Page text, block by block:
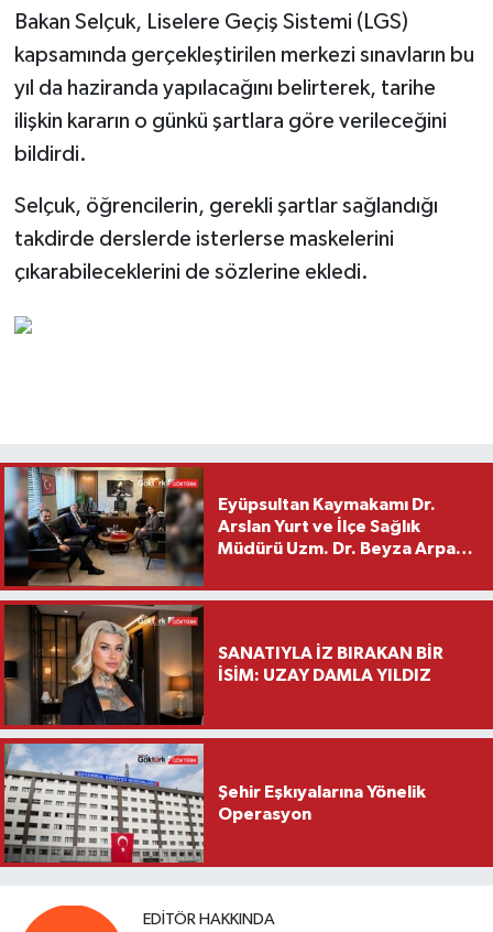
Bakan Selçuk, Liselere Geçiş Sistemi (LGS)
kapsamında gerçekleştirilen merkezi sınavların bu
yıl da haziranda yapılacağını belirterek, tarihe
ilişkin kararın o günkü şartlara göre verileceğini
bildirdi.
Selçuk, öğrencilerin, gerekli şartlar sağlandığı
takdirde derslerde isterlerse maskelerini
çıkarabileceklerini de sözlerine ekledi.
Eyüpsultan Kaymakamı Dr.
Arslan Yurt ve İlçe Sağlık
Müdürü Uzm. Dr. Beyza Arpacı
Ziyareti
SANATIYLA İZ BIRAKAN BİR
İSİM: UZAY DAMLA YILDIZ
Şehir Eşkıyalarına Yönelik
Operasyon
EDITÖR HAKKINDA